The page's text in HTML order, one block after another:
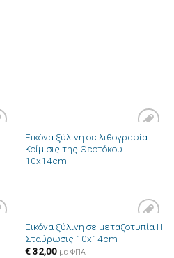
Πρόσθήκη
στην λίστα
Εικόνα ξύλινη σε λιθογραφία
Κοίμισις της Θεοτόκου
10x14cm
Πρόσθήκη
Εικόνα ξύλινη σε μεταξοτυπία Η
Σταύρωσις 10x14cm
€32,00 με ΦΠΑ